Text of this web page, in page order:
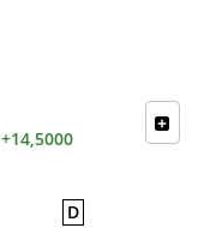
+14,5000
D